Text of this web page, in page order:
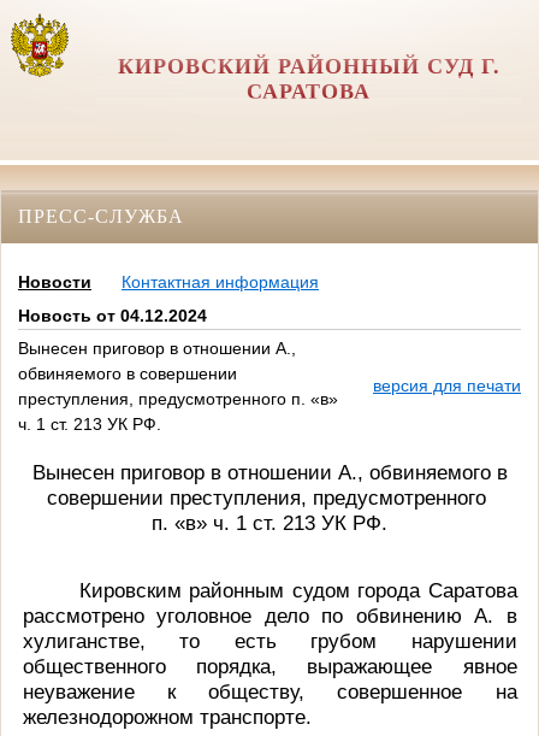
КИРОВСКИЙ РАЙОННЫЙ СУД Г.
САРАТОВА
ПРЕСС-СЛУЖБА
Новости
Контактная информация
Новость от 04.12.2024
Вынесен приговор в отношении А.,
обвиняемого в совершении
преступления, предусмотренного п. «в»
ч. 1 ст. 213 УК РФ.
версия для печати
Вынесен приговор в отношении А., обвиняемого в
совершении преступления, предусмотренного
п. «в» ч. 1 ст. 213 УК РФ.
Кировским районным судом города Саратова
рассмотрено уголовное дело по обвинению А. в
хулиганстве, то есть грубом нарушении
общественного порядка, выражающее явное
неуважение к обществу, совершенное на
железнодорожном транспорте.